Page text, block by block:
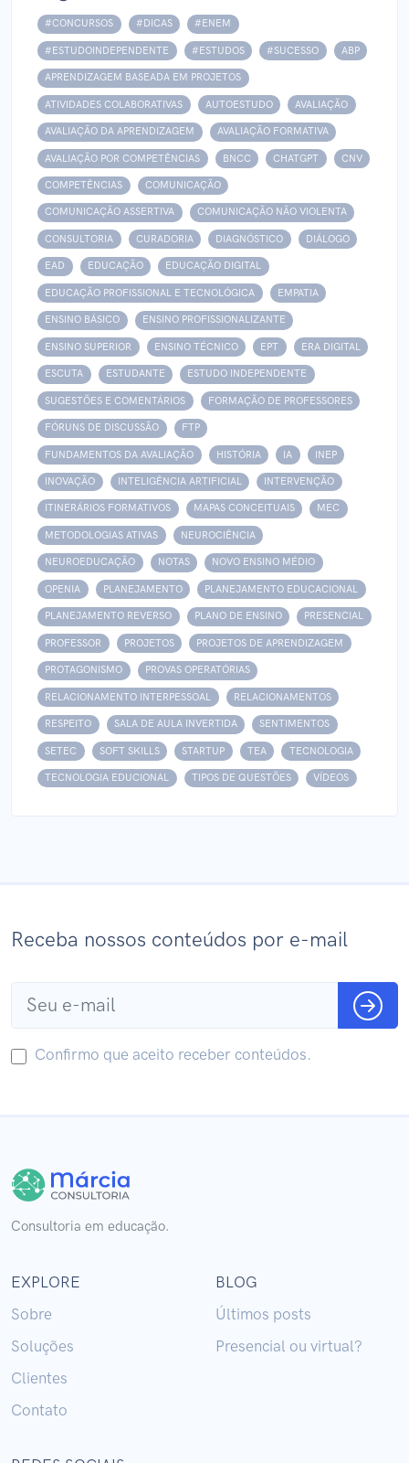
#CONCURSOS #DICAS #ENEM
#ESTUDOINDEPENDENTE #ESTUDOS #SUCESSO ABP
APRENDIZAGEM BASEADA EM PROJETOS
ATIVIDADES COLABORATIVAS AUTOESTUDO AVALIAÇÃO
AVALIAÇÃO DA APRENDIZAGEM AVALIAÇÃO FORMATIVA
AVALIAÇÃO POR COMPETÊNCIAS BNCC CHATGPT CNV
COMPETÊNCIAS COMUNICAÇÃO
COMUNICAÇÃO ASSERTIVA COMUNICAÇÃO NÃO VIOLENTA
CONSULTORIA CURADORIA DIAGNÓSTICO DIÁLOGO
EAD EDUCAÇÃO EDUCAÇÃO DIGITAL
EDUCAÇÃO PROFISSIONAL E TECNOLÓGICA EMPATIA
ENSINO BÁSICO ENSINO PROFISSIONALIZANTE
ENSINO SUPERIOR ENSINO TÉCNICO EPT ERA DIGITAL
ESCUTA ESTUDANTE ESTUDO INDEPENDENTE
SUGESTÕES E COMENTÁRIOS FORMAÇÃO DE PROFESSORES
FÓRUNS DE DISCUSSÃO FTP
FUNDAMENTOS DA AVALIAÇÃO HISTÓRIA IA INEP
INOVAÇÃO INTELIGÊNCIA ARTIFICIAL INTERVENÇÃO
ITINERÁRIOS FORMATIVOS MAPAS CONCEITUAIS MEC
METODOLOGIAS ATIVAS NEUROCIÊNCIA
NEUROEDUCAÇÃO NOTAS NOVO ENSINO MÉDIO
OPENIA PLANEJAMENTO PLANEJAMENTO EDUCACIONAL
PLANEJAMENTO REVERSO PLANO DE ENSINO PRESENCIAL
PROFESSOR PROJETOS PROJETOS DE APRENDIZAGEM
PROTAGONISMO PROVAS OPERATÓRIAS
RELACIONAMENTO INTERPESSOAL RELACIONAMENTOS
RESPEITO SALA DE AULA INVERTIDA SENTIMENTOS
SETEC SOFT SKILLS STARTUP TEA TECNOLOGIA
TECNOLOGIA EDUCIONAL TIPOS DE QUESTÕES VÍDEOS
Receba nossos conteúdos por e-mail
Confirmo que aceito receber conteúdos.
Consultoria em educação.
EXPLORE
Sobre
Soluções
Clientes
Contato
BLOG
Últimos posts
Presencial ou virtual?